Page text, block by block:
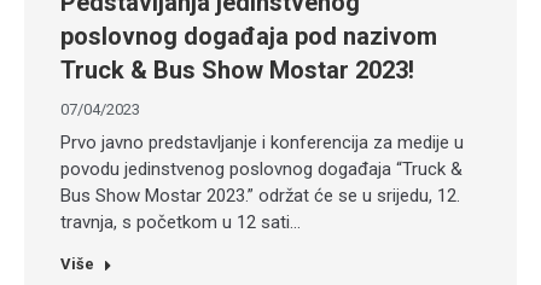
poslovnog događaja pod nazivom
Truck & Bus Show Mostar 2023!
07/04/2023
Prvo javno predstavljanje i konferencija za medije u
povodu jedinstvenog poslovnog događaja “Truck &
Bus Show Mostar 2023.” održat će se u srijedu, 12.
travnja, s početkom u 12 sati…
Više